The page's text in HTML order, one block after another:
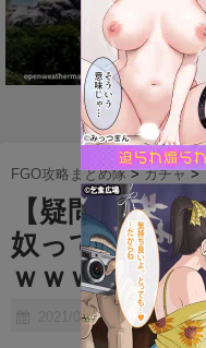
FGO攻略まとめ隊 >ガチャ >
【疑問】限定
奴ってだれ？
ｗｗｗ
2021/01/06